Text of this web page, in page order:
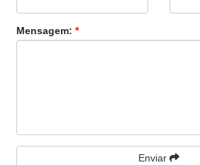
Mensagem:*
Enviar